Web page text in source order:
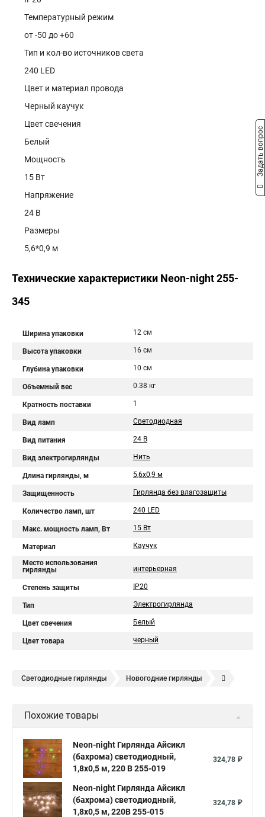
Температурный режим
от -50 до +60
Тип и кол-во источников света
240 LED
Цвет и материал провода
Черный каучук
Цвет свечения
Белый
Мощность
15 Вт
Напряжение
24 В
Размеры
5,6*0,9 м
Технические характеристики Neon-night 255-
345
Ширина упаковки 12 см
Высота упаковки 16 см
Глубина упаковки 10 см
Объемный вес 0.38 кг
Кратность поставки 1
Вид ламп Светодиодная
Вид питания 24 В
Вид электрогирлянды Нить
Длина гирлянды, м 5,6х0,9 м
Защищенность Гирлянда без влагозащиты
Количество ламп, шт 240 LED
Макс. мощность ламп, Вт 15 Вт
Материал Каучук
Место использования
гирлянды
интерьерная
Степень защиты IP20
Тип Электрогирлянда
Цвет свечения Белый
Цвет товара черный
Светодиодные гирлянды Новогодние гирлянды
Электрическая гирлянда
Похожие товары
Neon-night Гирлянда Айсикл
(бахрома) светодиодный,
1,8х0,5 м, 220 В 255-019
324,78 ₽
Neon-night Гирлянда Айсикл
(бахрома) светодиодный,
1,8х0,5 м, 220В 255-015
324,78 ₽
Задать вопрос